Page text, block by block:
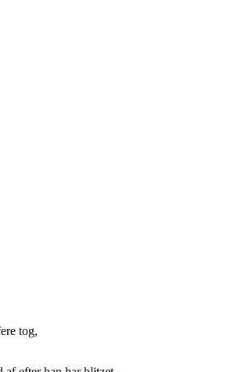
tog,